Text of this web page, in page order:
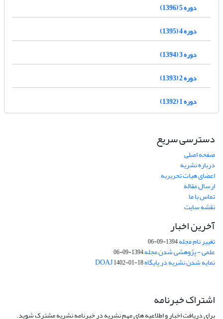
دوره 5 (1396)
دوره 4 (1395)
دوره 3 (1394)
دوره 2 (1393)
دوره 1 (1392)
دسترسی سریع
صفحه اصلی
درباره نشریه
اعضای هیات تحریریه
ارسال مقاله
تماس با ما
نقشه سایت
آخرین اخبار
تغییر نام مجله1394-09-06
علمی - پژوهشی شدن مجله1394-09-06
نمایه شدن نشریه در پایگاه DOAJ1402-01-18
اشتراک خبرنامه
برای دریافت اخبار و اطلاعیه های مهم نشریه در خبرنامه نشریه مشترک شوید.